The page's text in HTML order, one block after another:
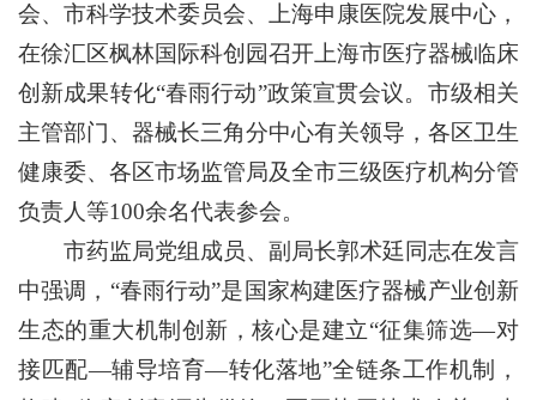
会、市科学技术委员会、上海申康医院发展中心，
在徐汇区枫林国际科创园召开上海市医疗器械临床
创新成果转化“春雨行动”政策宣贯会议。市级相关
主管部门、器械长三角分中心有关领导，各区卫生
健康委、各区市场监管局及全市三级医疗机构分管
负责人等100余名代表参会。
市药监局党组成员、副局长郭术廷同志在发言
中强调，“春雨行动”是国家构建医疗器械产业创新
生态的重大机制创新，核心是建立“征集筛选—对
接匹配—辅导培育—转化落地”全链条工作机制，